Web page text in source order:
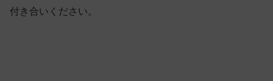
付き合いください。